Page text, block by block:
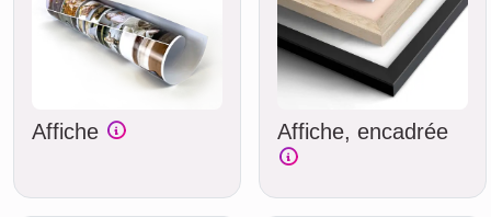
Affiche Affiche, encadrée